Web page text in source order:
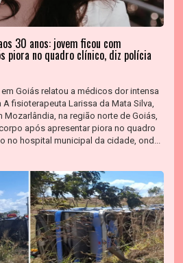
30 anos: jovem ficou com
piora no quadro clínico, diz polícia
Goiás relatou a médicos dor intensa
fisioterapeuta Larissa da Mata Silva,
Mozarlândia, na região norte de Goiás,
após apresentar piora no quadro
no hospital municipal da cidade, ond...